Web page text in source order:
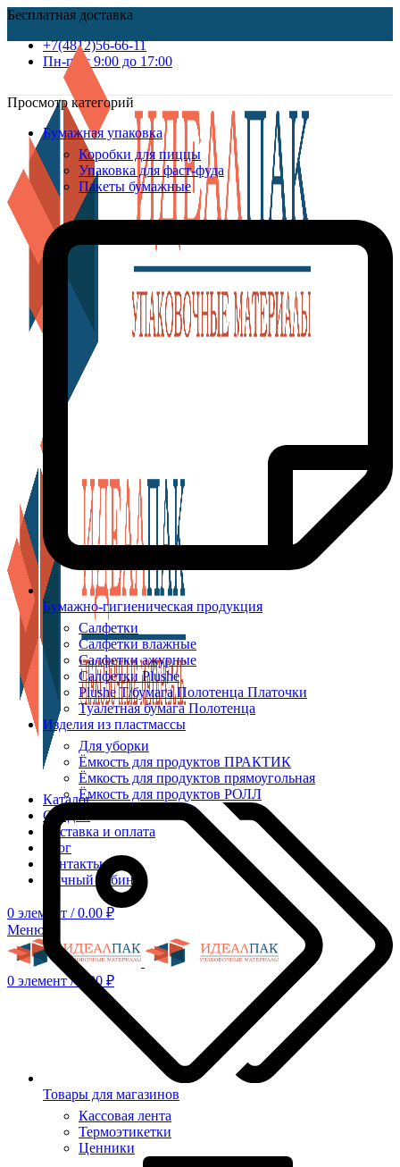
Бесплатная доставка
+7(4812)56-66-11
Пн-пт c 9:00 до 17:00
Каталог
Скидки
Доставка и оплата
Блог
Контакты
Личный кабинет
0 элемент / 0.00 ₽
Меню
0 элемент / 0.00 ₽
Просмотр категорий
Бумажная упаковка
Коробки для пиццы
Упаковка для фаст-фуда
Пакеты бумажные
Бумажно-гигиеническая продукция
Салфетки
Салфетки влажные
Салфетки ажурные
Салфетки Plushe
Plushe Т/бумага Полотенца Платочки
Туалетная бумага Полотенца
Изделия из пластмассы
Для уборки
Ёмкость для продуктов ПРАКТИК
Ёмкость для продуктов прямоугольная
Ёмкость для продуктов РОЛЛ
Товары для магазинов
Кассовая лента
Термоэтикетки
Ценники